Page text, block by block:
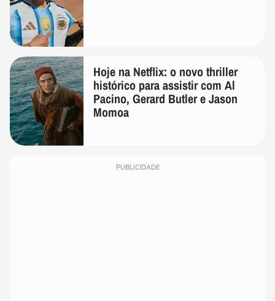
Hoje na Netflix: o novo thriller
histórico para assistir com Al
Pacino, Gerard Butler e Jason
Momoa
PUBLICIDADE